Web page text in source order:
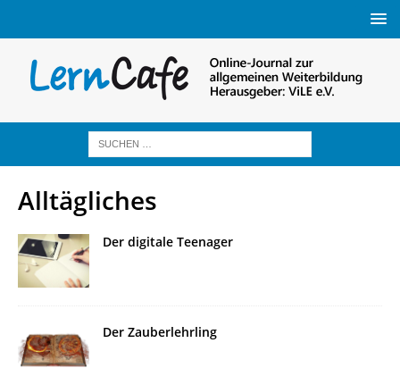
Alltägliches
Der digitale Teenager
Der Zauberlehrling